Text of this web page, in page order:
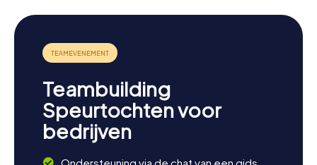
Teambuilding
Speurtochten voor
bedrijven